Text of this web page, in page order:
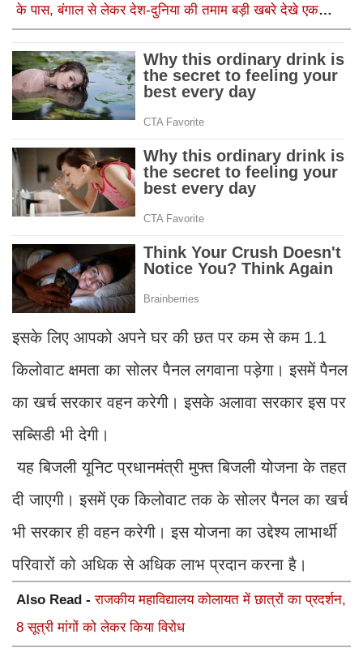
के पास, बंगाल से लेकर देश-दुनिया की तमाम बड़ी खबरे देखे एक
इसके लिए आपको अपने घर की छत पर कम से कम 1.1
किलोवाट क्षमता का सोलर पैनल लगवाना पड़ेगा। इसमें पैनल
का खर्च सरकार वहन करेगी। इसके अलावा सरकार इस पर
स​ब्सिडी भी देगी।
यह बिजली यूनिट प्रधानमंत्री मुफ्त बिजली योजना के तहत
दी जाएगी। इसमें एक किलोवाट तक के सोलर पैनल का खर्च
भी सरकार ही वहन करेगी। इस योजना का उद्देश्य लाभार्थी
परिवारों को अ​धिक से अ​धिक लाभ प्रदान करना है।
Also Read -राजकीय महाविद्यालय कोलायत में छात्रों का प्रदर्शन,
8 सूत्री मांगों को लेकर किया विरोध